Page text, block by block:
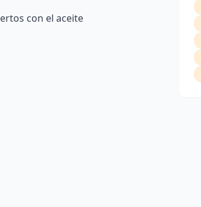
con el aceite